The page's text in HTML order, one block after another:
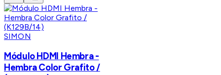
SIMON
Módulo HDMI Hembra -
Hembra Color Grafito /